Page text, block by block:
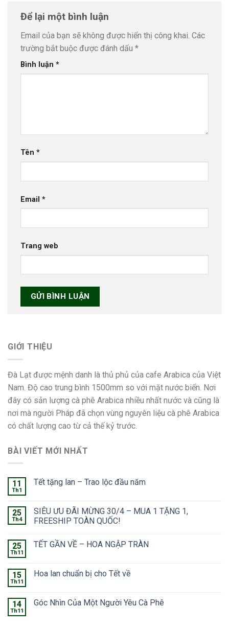
Để lại một bình luận
Email của bạn sẽ không được hiển thị công khai. Các
trường bắt buộc được đánh dấu *
Bình luận *
Tên *
Email *
Trang web
GIỚI THIỆU
Đà Lạt được mệnh danh là thủ phủ của cafe Arabica của Việt
Nam. Độ cao trung bình 1500mm so với mặt nước biển. Nơi
đây có sản lượng cà phê Arabica nhiều nhất nước và cũng là
nơi mà người Pháp đã chọn vùng nguyên liệu cà phê Arabica
có chất lượng cao từ cả thế kỷ trước.
BÀI VIẾT MỚI NHẤT
11
Th1
Tết tặng lan – Trao lộc đầu năm
25
Th4
SIÊU ƯU ĐÃI MỪNG 30/4 – MUA 1 TẶNG 1,
FREESHIP TOÀN QUỐC!
25
Th11
TẾT GẦN VỀ – HOA NGẬP TRÀN
15
Th11
Hoa lan chuẩn bị cho Tết về
14
Th11
Góc Nhìn Của Một Người Yêu Cà Phê